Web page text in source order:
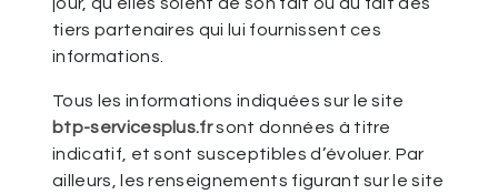
jour, qu’elles soient de son fait ou du fait des
tiers partenaires qui lui fournissent ces
informations.
Tous les informations indiquées sur le site
btp-servicesplus.frsont données à titre
indicatif, et sont susceptibles d’évoluer. Par
ailleurs, les renseignements figurant sur le site